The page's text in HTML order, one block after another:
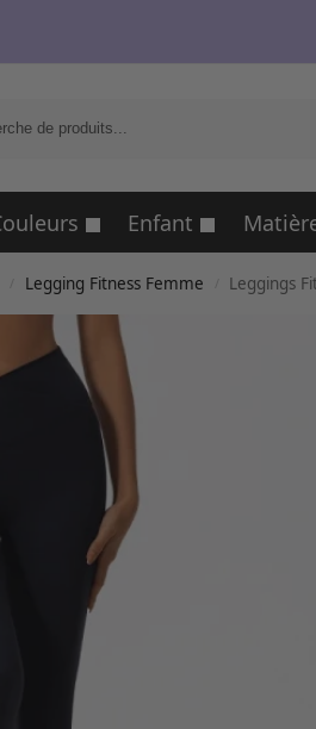
Enfant
Legging Fitness Femme Leggings